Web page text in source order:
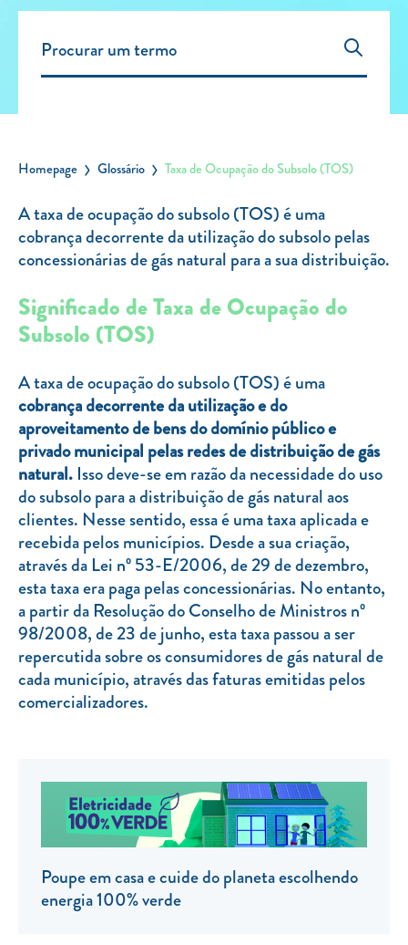
Empresas
Sobre nós
FAQ
Blog
Mais informações
SERVIÇOS
JUNTE-SE A NÓS
TARIFA SOCIAL
APP MOBILE
CONTADORES ELÉTRICOS
FATURAS
PRÉMIOS
EFICIÊNCIA ENERGÉTICA
FRAUDE E SEGURANÇA
Preços de referência
Livro de reclamações
Clientes com necessidades especiais
Resolução alternativa de litígios
Homepage Glossário Taxa de Ocupação do Subsolo (TOS)
A taxa de ocupação do subsolo (TOS) é uma
cobrança decorrente da utilização do subsolo pelas
concessionárias de gás natural para a sua distribuição.
Significado de Taxa de Ocupação do
Subsolo (TOS)
A taxa de ocupação do subsolo (TOS) é uma
cobrança decorrente da utilização e do
aproveitamento de bens do domínio público e
privado municipal pelas redes de distribuição de gás
natural. Isso deve-se em razão da necessidade do uso
do subsolo para a distribuição de gás natural aos
clientes. Nesse sentido, essa é uma taxa aplicada e
recebida pelos municípios. Desde a sua criação,
através da Lei nº 53-E/2006, de 29 de dezembro,
esta taxa era paga pelas concessionárias. No entanto,
a partir da Resolução do Conselho de Ministros nº
98/2008, de 23 de junho, esta taxa passou a ser
repercutida sobre os consumidores de gás natural de
cada município, através das faturas emitidas pelos
comercializadores.
Poupe em casa e cuide do planeta escolhendo
energia 100% verde